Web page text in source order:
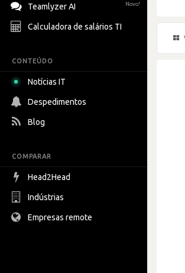
Teamlyzer AI Novo!
Calculadora de salários TI
CONTEÚDO
Notícias IT
Despedimentos
Blog
COMPARAR
Head2Head
Indústrias
Empresas remote